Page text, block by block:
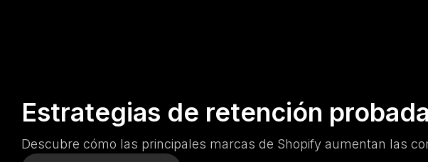
Estrategias de retención
Descubre cómo las principales marcas de Shopify aumentan las